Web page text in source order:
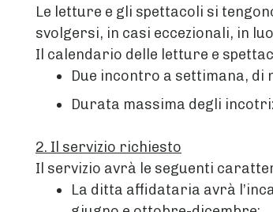
Le letture e gli spettacoli si
svolgersi, in casi eccezionali, in
Il calendario delle letture e
Due incontro a settimana,
Durata massima degli
2. Il servizio richiesto
Il servizio avrà le seguenti
La ditta affidataria avrà